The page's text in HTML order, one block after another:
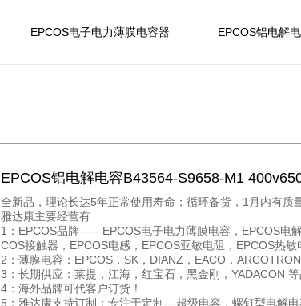
EPCOS电子电力薄膜电容器 EPCOS铝电解
EPCOS铝电解电容B43564-S9658-M1
全新品，理论长达5年正常使用寿命；循环备货，1月内有质
雅达康主要经营有
1：EPCOS品牌----- EPCOS电子电力薄膜电容，EPCOS电
COS接触器，EPCOS电感，EPCOS亚敏电阻，EPCOS热敏
2：薄膜电容：EPCOS，SK，DIANZ，EACO，
3：长期供应：莱提，江海，红宝石，黑金刚，YADACON
4：海外品牌可代客户订货！
5：雅达康支持订制：专注于定制---超级电容，螺钉型电解